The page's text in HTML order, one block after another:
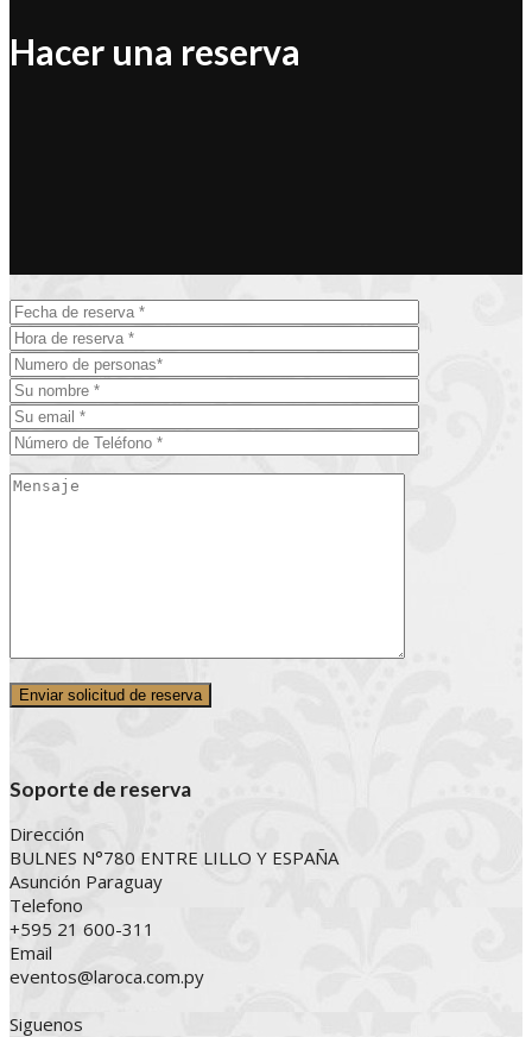
Hacer una reserva
Soporte de reserva
Dirección
BULNES N°780 ENTRE LILLO Y ESPAÑA
Asunción Paraguay
Telefono
+595 21 600-311
Email
eventos@laroca.com.py
Siguenos